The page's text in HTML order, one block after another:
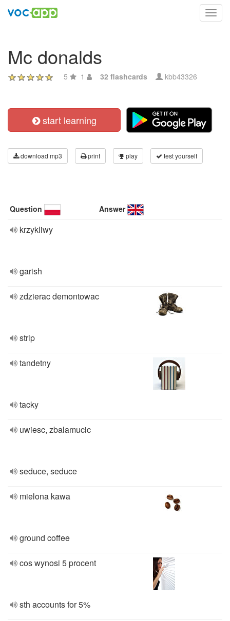
Mc donalds
5 1 32 flashcards kbb43326
start learning
download mp3 print play test yourself
Question Answer
krzykliwy
garish
zdzierac demontowac
strip
tandetny
tacky
uwiesc, zbalamucic
seduce, seduce
mielona kawa
ground coffee
cos wynosi 5 procent
sth accounts for 5%